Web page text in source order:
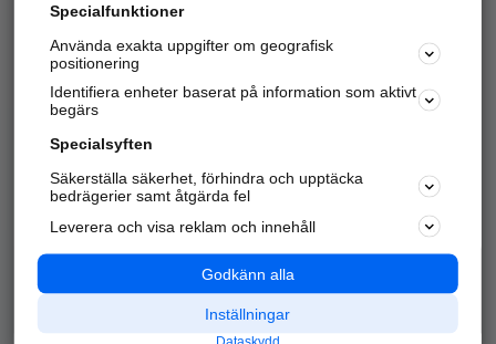
Kom igång och annonsera mot
samarbetspartners nära dig.
Alla kategorier
Populära sökningar
API & Kartor
Annonsera
Integritet
Nödnummer
Specialfunktioner
Använda exakta uppgifter om geografisk
positionering
Identifiera enheter baserat på information som aktivt
begärs
Specialsyften
Säkerställa säkerhet, förhindra och upptäcka
bedrägerier samt åtgärda fel
Leverera och visa reklam och innehåll
Godkänn alla
Inställningar
Dataskydd